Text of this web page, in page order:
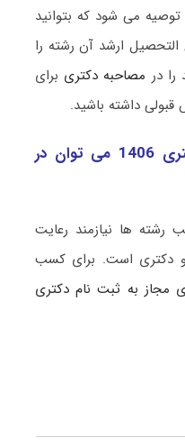
توصیه می شود که بتوانید
ارشد آن رشته را
را در مصاحبه دکتری برای
قبولی داشته باشید.
آیا برای شرکت در آزمون دکتری 1406 می توان در
رشته ها نیازمند رعایت
دکتری است. برای کسب
مجاز به ثبت نام دکتری